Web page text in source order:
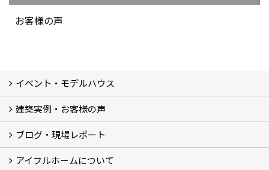
お客様の声
イベント・モデルハウス
イベント
モデルハウス見学
建築実例・お客様の声
建築実例
お客様の声
ブログ・現場レポート
ブログ
現場レポート
アイフルホームについて